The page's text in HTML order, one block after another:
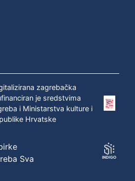
zagrebačka
je sredstvima
i Ministarstva kulture i
Hrvatske
Sva